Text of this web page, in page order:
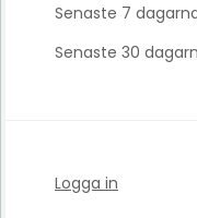
Senaste 7
Senaste 30
Logga in